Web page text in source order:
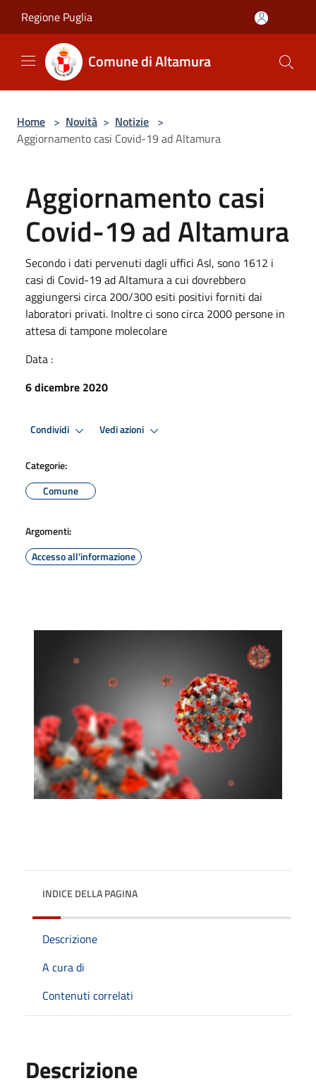
Regione Puglia
Comune di Altamura
Home > Novità > Notizie >
Aggiornamento casi Covid-19 ad Altamura
Aggiornamento casi
Covid-19 ad Altamura
Secondo i dati pervenuti dagli uffici Asl, sono 1612 i
casi di Covid-19 ad Altamura a cui dovrebbero
aggiungersi circa 200/300 esiti positivi forniti dai
laboratori privati. Inoltre ci sono circa 2000 persone in
attesa di tampone molecolare
Data :
6 dicembre 2020
Condividi Vedi azioni
Categorie:
Comune
Argomenti:
Accesso all'informazione
INDICE DELLA PAGINA
Descrizione
A cura di
Contenuti correlati
Descrizione